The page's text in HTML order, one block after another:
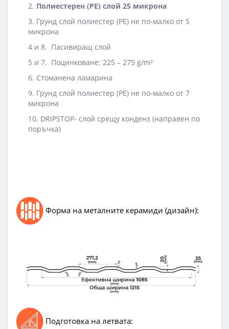
2. Полиестерен (PE) слой 25 микрона
3. Грунд слой полиестер (PE) не по-малко от 5
микрона
4 и 8. Пасивиращ слой
5 и 7. Поцинковане: 225 – 275 g/m²
6. Стоманена ламарина
9. Грунд слой полиестер (PE) не по-малко от 7
микрона
10. DRIPSTOP- слой срещу конденз (направен по
поръчка)
Форма на металните керамиди (дизайн):
Подготовка на летвата: